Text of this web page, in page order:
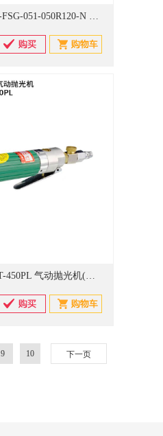
(20850592)肯普 A-FSG-051-050R120-N 气动风磨机(单位：个)
(20841122)恒昌 AT-450PL 气动抛光机(单位：个)
9 10 下一页